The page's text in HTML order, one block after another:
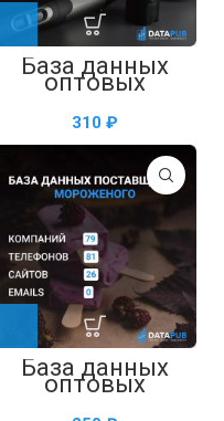
База данных
оптовых
поставщиков
бытовой техники
— таблица в
Excel
₽
База данных
оптовых
поставщиков